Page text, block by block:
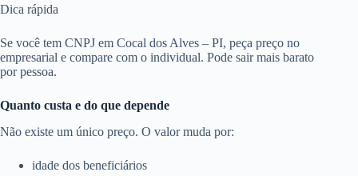
Dica rápida
Se você tem CNPJ em Cocal dos Alves – PI, peça preço no
empresarial e compare com o individual. Pode sair mais barato
por pessoa.
Quanto custa e do que depende
Não existe um único preço. O valor muda por:
idade dos beneficiários